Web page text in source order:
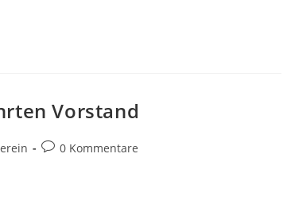
Vorstand
Beitrags-
0 Kommentare